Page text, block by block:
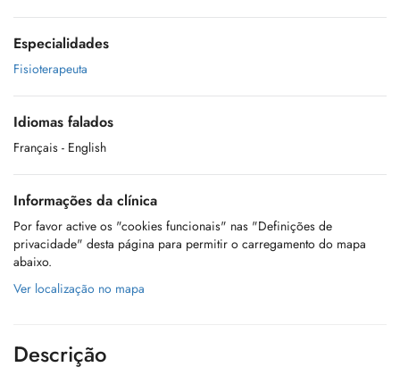
Especialidades
Fisioterapeuta
Idiomas falados
Français - English
Informações da clínica
Por favor active os "cookies funcionais" nas "Definições de
privacidade" desta página para permitir o carregamento do mapa
abaixo.
Ver localização no mapa
Descrição